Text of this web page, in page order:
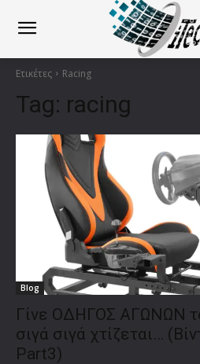
Ετικέτες Racing
Tag: racing
Blog
Γίνε ΟΔΗΓΟΣ ΑΓΩΝΩΝ
σιγά σιγά χτίζεται…
Part3)